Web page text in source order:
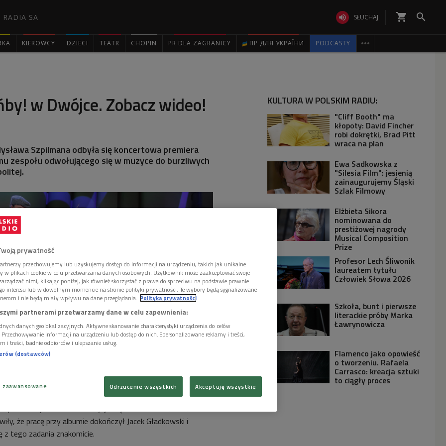
RADIA SA  SŁUCHAJ shopping_cart 
KIEROWCY DZIECI TEATR CHOPIN PR DLA ZAGRANICY ПР ДЛЯ УКРАЇНИ PODCASTY 
w Dwójce. Zobacz wideo!
Szpilmana odbyła się koncertowa premiera
zespołu odwołującego się w muzyce do burzliwych
nagrywana była w studiu S4 Polskiego Radia przez Wojtka
realizatora, który od początku pracował z nami podczas
"Muzyczna Scena Tradycji". Ciężka choroba i śmierć
że pracę przy albumie dokończył Jacek Gładkowski i
z tego zadania znakomicie.
KULTURA W POLSKIM RADIU:
"Cliff Booth" ma
kłopoty: David Fincher
robi dokrętki, Brad Pitt
wraca na plan
Ewa Sadkowska z
"Silesia Film": jesienią
zainaugurujemy Śląski
Szlak Filmowy
Elżbieta Sikora
nominowana do
prestiżowej nagrody
Musical Composition
Prize
Profesor Lech Śliwonik
laureatem tytułu
Człowiek Słowa 2026
Szkoła, bunt i pierwsze
literackie próby Marka
Ławrynowicza
Flamenco jako opowieść
o tworzeniu. Rafaela
Carrasco: kreacja sztuki
to ciągły proces
prywatność
przechowujemy lub uzyskujemy dostęp do informacji na urządzeniu, takich jak unikalne
w plikach cookie w celu przetwarzania danych osobowych. Użytkownik może zaakceptować swoje
nimi, klikając poniżej, jak również skorzystać z prawa do sprzeciwu na podstawie prawnie
interesu lub w dowolnym momencie na stronie polityki prywatności. Te wybory będą sygnalizowane
i nie będą miały wpływu na dane przeglądania. Polityka prywatności
partnerami przetwarzamy dane w celu zapewnienia:
danych geolokalizacyjnych. Aktywne skanowanie charakterystyki urządzenia do celów
informacji na urządzeniu lub dostęp do nich. Spersonalizowane reklamy i treści,
i treści, badnie odbiorców i ulepszanie usług.
(dostawców)
Odrzucenie wszystkich Akceptuję wszystkie